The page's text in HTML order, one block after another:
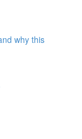
why this